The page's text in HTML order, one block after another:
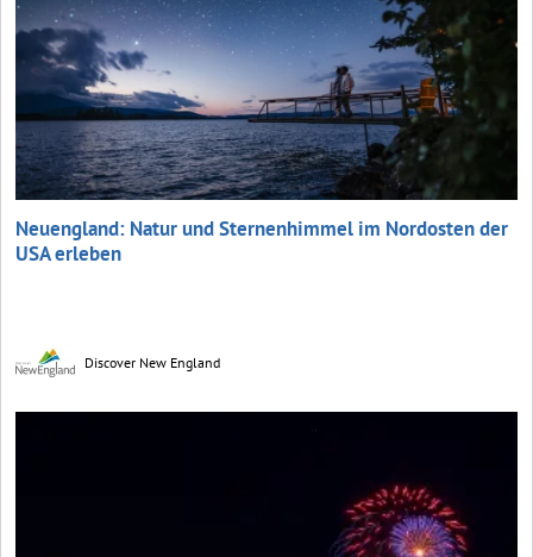
Neuengland: Natur und Sternenhimmel im Nordosten der
USA erleben
Discover New England